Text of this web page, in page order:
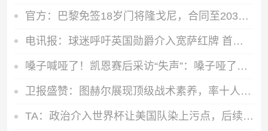
官方：巴黎免签18岁门将隆戈尼，合同至2031年+新赛季穿16号
电讯报：球迷呼吁英国勋爵介入宽萨红牌 首相发言人支持公平竞争
嗓子喊哑了！凯恩赛后采访“失声”：嗓子哑了，现在说不出话来
卫报盛赞：图赫尔展现顶级战术素养，率十人英格兰力克墨西哥
TA：政治介入世界杯让美国队染上污点，后续哪怕赢球也会被人指摘